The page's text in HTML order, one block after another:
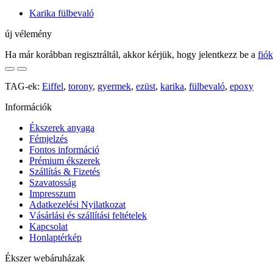
Karika fülbevaló
új vélemény
Ha már korábban regisztráltál, akkor kérjük, hogy jelentkezz be a
TAG-ek: Eiffel, torony, gyermek, ezüst, karika, fülbevaló, epoxy
Információk
Ékszerek anyaga
Fémjelzés
Fontos információ
Prémium ékszerek
Szállítás & Fizetés
Szavatosság
Impresszum
Adatkezelési Nyilatkozat
Vásárlási és szállítási feltételek
Kapcsolat
Honlaptérkép
Ékszer webáruházak